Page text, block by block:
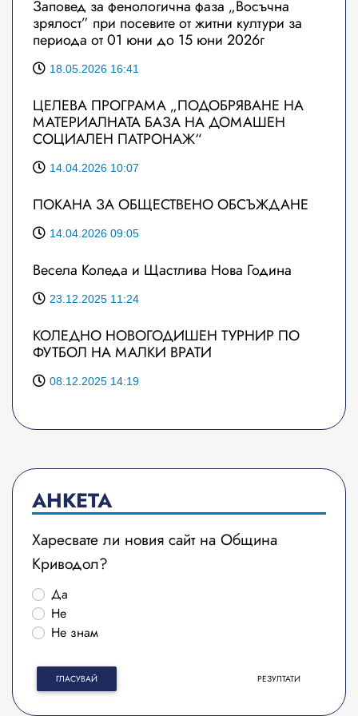
Заповед за фенологична фаза „Восъчна
зрялост” при посевите от житни култури за
периода от 01 юни до 15 юни 2026г
18.05.2026 16:41
ЦЕЛЕВА ПРОГРАМА „ПОДОБРЯВАНЕ НА
МАТЕРИАЛНАТА БАЗА НА ДОМАШЕН
СОЦИАЛЕН ПАТРОНАЖ“
14.04.2026 10:07
ПОКАНА ЗА ОБЩЕСТВЕНО ОБСЪЖДАНЕ
14.04.2026 09:05
Весела Коледа и Щастлива Нова Година
23.12.2025 11:24
КОЛЕДНО НОВОГОДИШЕН ТУРНИР ПО
ФУТБОЛ НА МАЛКИ ВРАТИ
08.12.2025 14:19
АНКЕТА
Харесвате ли новия сайт на Община
Криводол?
Да
Не
Не знам
ГЛАСУВАЙ РЕЗУЛТАТИ